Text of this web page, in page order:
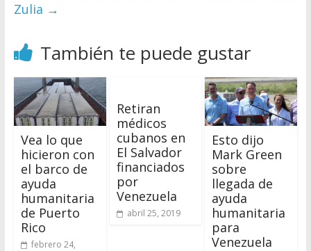
Zulia →
También te puede gustar
Vea lo que
hicieron con
el barco de
ayuda
humanitaria
de Puerto
Rico
febrero 24,
Retiran
médicos
cubanos en
El Salvador
financiados
por
Venezuela
abril 25, 2019
Esto dijo
Mark Green
sobre
llegada de
ayuda
humanitaria
para
Venezuela